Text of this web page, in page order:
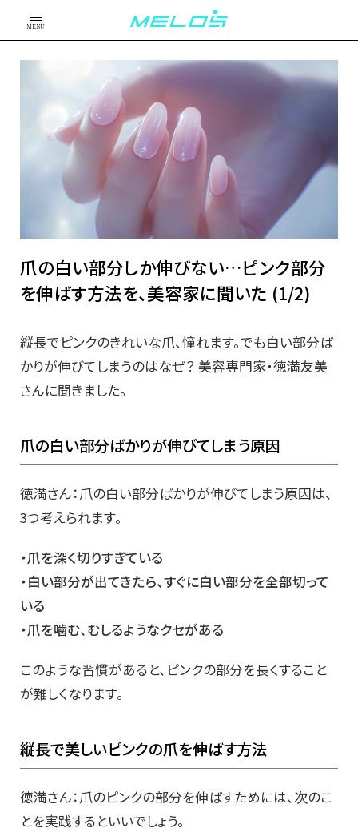
MENU
爪の白い部分しか伸びない…ピンク部分
を伸ばす方法を、美容家に聞いた (1/2)
縦長でピンクのきれいな爪、憧れます。でも白い部分ば
かりが伸びてしまうのはなぜ？ 美容専門家・徳満友美
さんに聞きました。
爪の白い部分ばかりが伸びてしまう原因
徳満さん：爪の白い部分ばかりが伸びてしまう原因は、
3つ考えられます。
・爪を深く切りすぎている
・白い部分が出てきたら、すぐに白い部分を全部切って
いる
・爪を噛む、むしるようなクセがある
このような習慣があると、ピンクの部分を長くすること
が難しくなります。
縦長で美しいピンクの爪を伸ばす方法
徳満さん：爪のピンクの部分を伸ばすためには、次のこ
とを実践するといいでしょう。